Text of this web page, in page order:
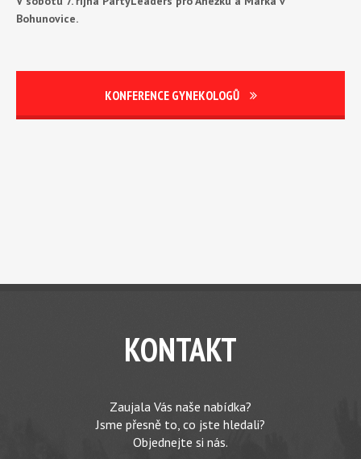
Bohunovice.
KONFERENCE GYNEKOLOGŮ
KONTAKT
Zaujala Vás naše nabídka?
Jsme přesně to, co jste hledali?
Objednejte si nás.